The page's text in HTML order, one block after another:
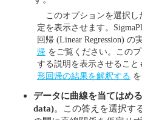
このオプションを選択し
定を表示させます。
回帰 (Linear Regression) の
帰をご覧ください。この
する説明を表示させること
形回帰の結果を解釈する
データに曲線を当てはめる
data)。この答えを選択す